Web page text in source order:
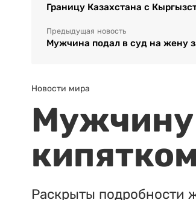
Границу Казахстана с
Предыдущая новость
Мужчина подал в суд на жену
Новости мира
Мужчину
Раскрыты подробности